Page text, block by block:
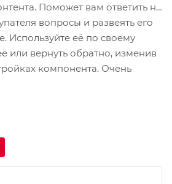
Plus представляет собой
из линейки промышленных
на невысокую цену,
практически любые
Модель идеальным образом
стоимость и
принтер снабжен
- USB 2.0, RS-232, LPT.
принтер может быть
Поможет вам ответить на
вопросы и развеять его
Используйте её по своему
или вернуть обратно, изменив
компонента. Очень